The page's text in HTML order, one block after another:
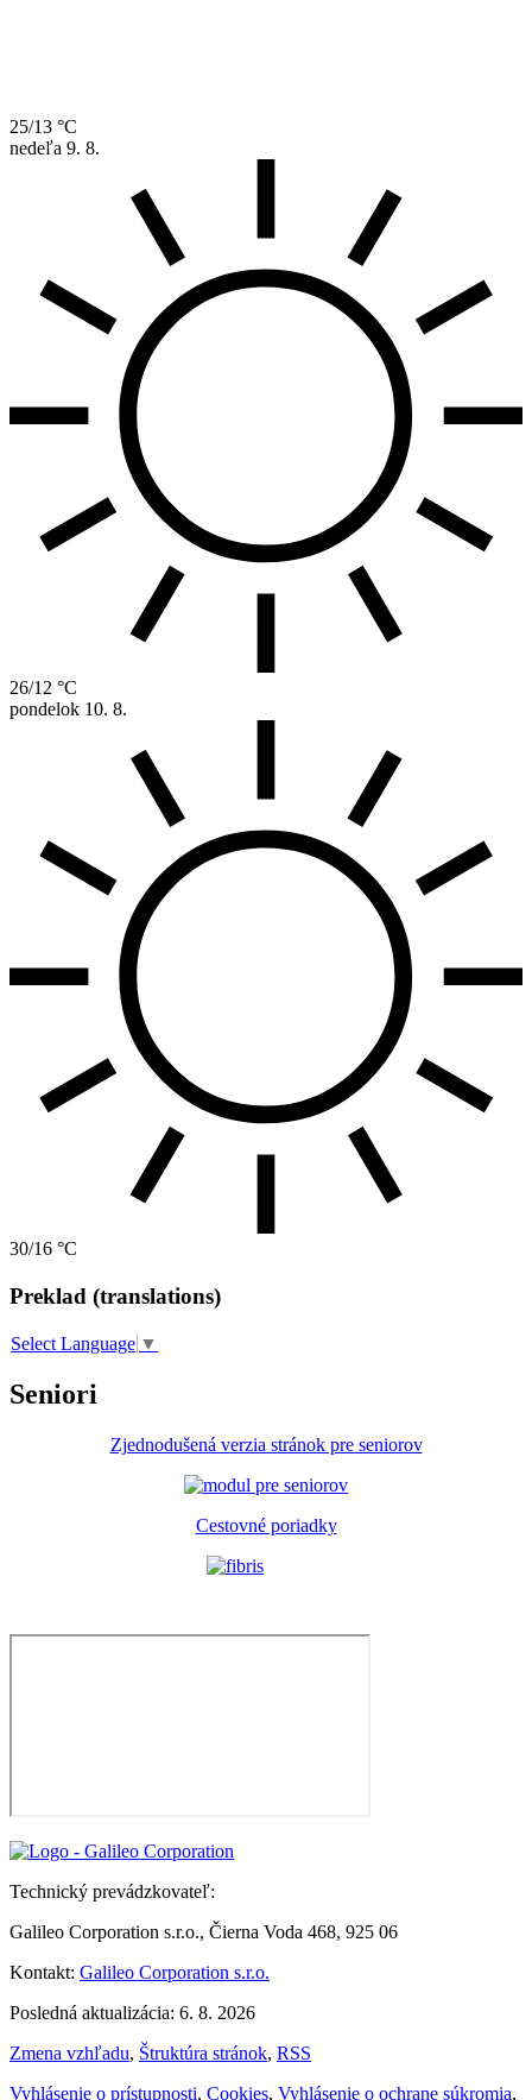
25/13 °C
nedeľa 9. 8.
26/12 °C
pondelok 10. 8.
30/16 °C
Preklad (translations)
Select Language ▼
Seniori
Zjednodušená verzia stránok pre seniorov
Cestovné poriadky
Technický prevádzkovateľ:
Galileo Corporation s.r.o., Čierna Voda 468, 925 06
Kontakt: Galileo Corporation s.r.o.
Posledná aktualizácia: 6. 8. 2026
Zmena vzhľadu, Štruktúra stránok, RSS
Vyhlásenie o prístupnosti, Cookies, Vyhlásenie o ochrane súkromia,